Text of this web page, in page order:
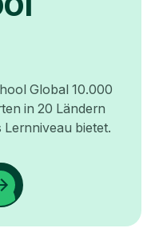
Global 10.000
in 20 Ländern
bietet.